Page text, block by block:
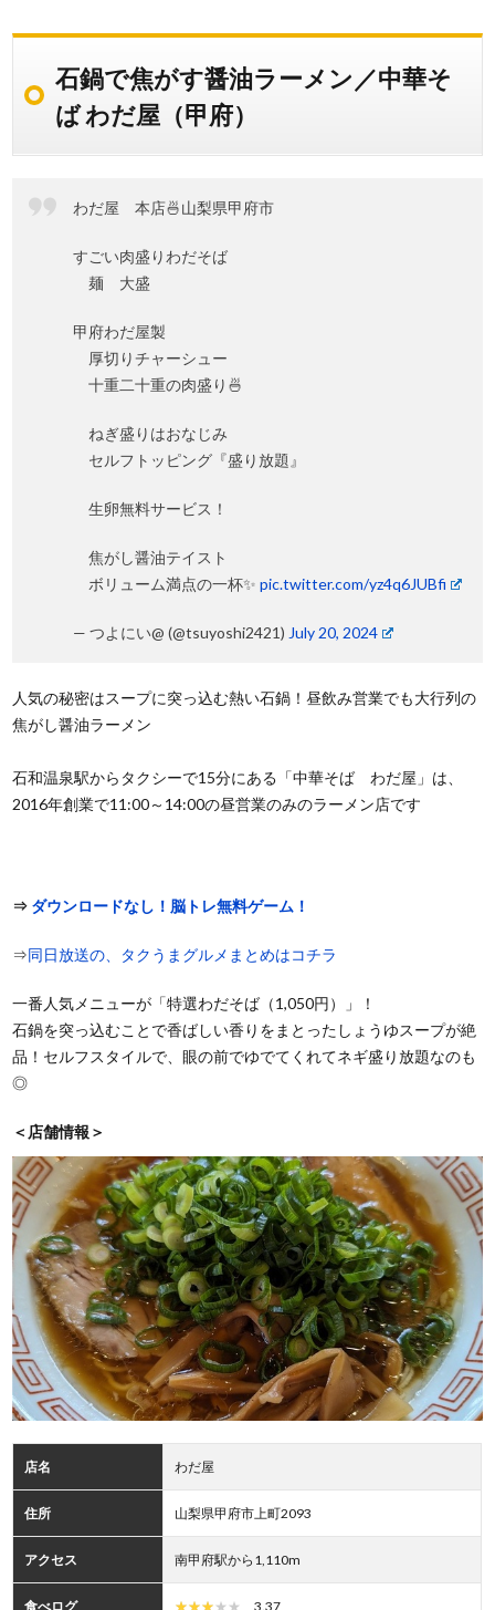
石鍋で焦がす醤油ラーメン／中華そ
ば わだ屋（甲府）
わだ屋 本店🍜山梨県甲府市
すごい肉盛りわだそば
麺 大盛
甲府わだ屋製
厚切りチャーシュー
十重二十重の肉盛り🍜
ねぎ盛りはおなじみ
セルフトッピング『盛り放題』
生卵無料サービス！
焦がし醤油テイスト
ボリューム満点の一杯✨pic.twitter.com/yz4q6JUBfi
— つよにい@ (@tsuyoshi2421) July 20, 2024
人気の秘密はスープに突っ込む熱い石鍋！昼飲み営業でも大行列の
焦がし醤油ラーメン
石和温泉駅からタクシーで15分にある「中華そば わだ屋」は、
2016年創業で11:00～14:00の昼営業のみのラーメン店です
⇒ ダウンロードなし！脳トレ無料ゲーム！
⇒同日放送の、タクうまグルメまとめはコチラ
一番人気メニューが「特選わだそば（1,050円）」！
石鍋を突っ込むことで香ばしい香りをまとったしょうゆスープが絶
品！セルフスタイルで、眼の前でゆでてくれてネギ盛り放題なのも
◎
＜店舗情報＞
店名 わだ屋
住所 山梨県甲府市上町2093
アクセス 南甲府駅から1,110m
食べログ 3.37